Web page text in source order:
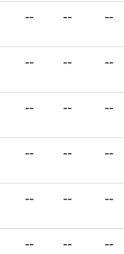
-- -- --
-- -- --
-- -- --
-- -- --
-- -- --
-- -- --